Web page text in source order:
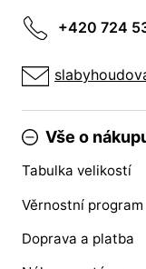
+420 724
Vše o
Tabulka velikostí
Věrnostní program
Doprava a platba